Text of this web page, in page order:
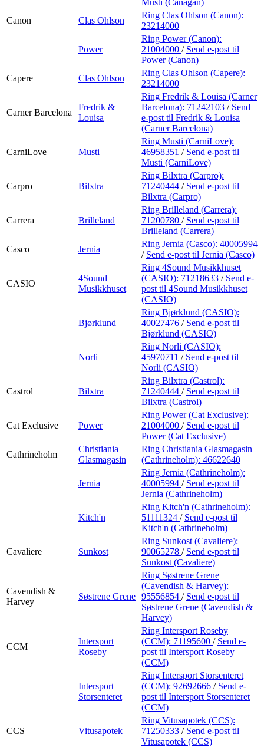
Canon
Clas Ohlson
Ring Clas Ohlson (Canon):
23214000
Power
Ring Power (Canon):
21004000 / Send e-post til
Power (Canon)
Capere
Clas Ohlson
Ring Clas Ohlson (Capere):
23214000
Carner Barcelona
Fredrik &
Louisa
Ring Fredrik & Louisa (Carner
Barcelona): 71242103 / Send
e-post til Fredrik & Louisa
(Carner Barcelona)
CarniLove Musti
Ring Musti (CarniLove):
46958351 / Send e-post til
Musti (CarniLove)
Carpro Bilxtra
Ring Bilxtra (Carpro):
71240444 / Send e-post til
Bilxtra (Carpro)
Carrera Brilleland
Ring Brilleland (Carrera):
71200780 / Send e-post til
Brilleland (Carrera)
Casco
Jernia
Ring Jernia (Casco): 40005994
/ Send e-post til Jernia (Casco)
CASIO
4Sound
Musikkhuset
Ring 4Sound Musikkhuset
(CASIO): 71218633 / Send e-
post til 4Sound Musikkhuset
(CASIO)
Bjørklund
Ring Bjørklund (CASIO):
40027476 / Send e-post til
Bjørklund (CASIO)
Norli
Ring Norli (CASIO):
45970711 / Send e-post til
Norli (CASIO)
Castrol Bilxtra
Ring Bilxtra (Castrol):
71240444 / Send e-post til
Bilxtra (Castrol)
Cat Exclusive Power
Ring Power (Cat Exclusive):
21004000 / Send e-post til
Power (Cat Exclusive)
Cathrineholm
Christiania
Glasmagasin
Ring Christiania Glasmagasin
(Cathrineholm): 46622640
Jernia
Ring Jernia (Cathrineholm):
40005994 / Send e-post til
Jernia (Cathrineholm)
Kitch'n
Ring Kitch'n (Cathrineholm):
51111324 / Send e-post til
Kitch'n (Cathrineholm)
Cavaliere Sunkost
Ring Sunkost (Cavaliere):
90065278 / Send e-post til
Sunkost (Cavaliere)
Cavendish &
Harvey
Søstrene Grene
Ring Søstrene Grene
(Cavendish & Harvey):
95556854 / Send e-post til
Søstrene Grene (Cavendish &
Harvey)
CCM
Intersport
Roseby
Ring Intersport Roseby
(CCM): 71195600 / Send e-
post til Intersport Roseby
(CCM)
Intersport
Storsenteret
Ring Intersport Storsenteret
(CCM): 92692666 / Send e-
post til Intersport Storsenteret
(CCM)
CCS Vitusapotek
Ring Vitusapotek (CCS):
71250333 / Send e-post til
Vitusapotek (CCS)